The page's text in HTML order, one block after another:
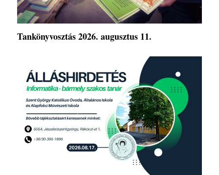
Tankönyvosztás 2026. augusztus 11.